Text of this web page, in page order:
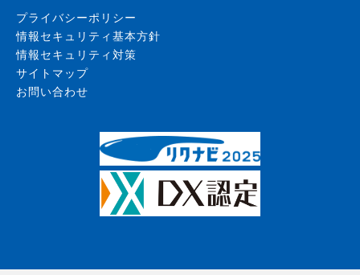
プライバシーポリシー
情報セキュリティ基本方針
情報セキュリティ対策
サイトマップ
お問い合わせ